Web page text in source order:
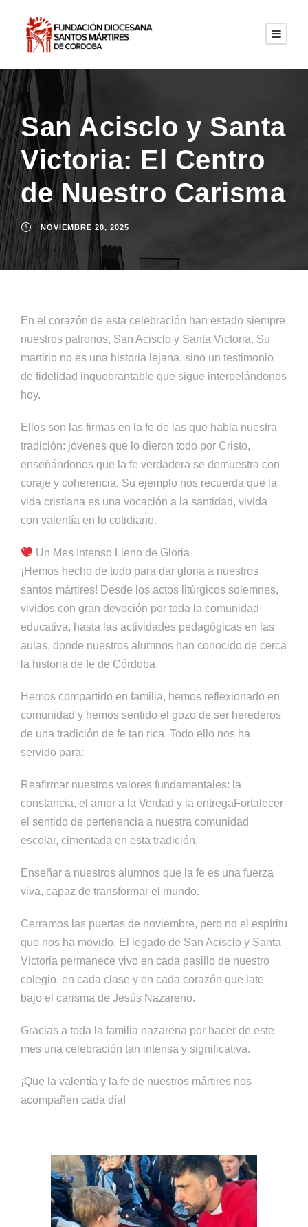
San Acisclo y Santa
Victoria: El Centro
de Nuestro Carisma
NOVIEMBRE 20, 2025
En el corazón de esta celebración han estado siempre
nuestros patronos, San Acisclo y Santa Victoria. Su
martirio no es una historia lejana, sino un testimonio
de fidelidad inquebrantable que sigue interpelándonos
hoy.
Ellos son las firmas en la fe de las que habla nuestra
tradición: jóvenes que lo dieron todo por Cristo,
enseñándonos que la fe verdadera se demuestra con
coraje y coherencia. Su ejemplo nos recuerda que la
vida cristiana es una vocación a la santidad, vivida
con valentía en lo cotidiano.
Un Mes Intenso Lleno de Gloria
¡Hemos hecho de todo para dar gloria a nuestros
santos mártires! Desde los actos litúrgicos solemnes,
vividos con gran devoción por toda la comunidad
educativa, hasta las actividades pedagógicas en las
aulas, donde nuestros alumnos han conocido de cerca
la historia de fe de Córdoba.
Hemos compartido en familia, hemos reflexionado en
comunidad y hemos sentido el gozo de ser herederos
de una tradición de fe tan rica. Todo ello nos ha
servido para:
Reafirmar nuestros valores fundamentales: la
constancia, el amor a la Verdad y la entregaFortalecer
el sentido de pertenencia a nuestra comunidad
escolar, cimentada en esta tradición.
Enseñar a nuestros alumnos que la fe es una fuerza
viva, capaz de transformar el mundo.
Cerramos las puertas de noviembre, pero no el espíritu
que nos ha movido. El legado de San Acisclo y Santa
Victoria permanece vivo en cada pasillo de nuestro
colegio, en cada clase y en cada corazón que late
bajo el carisma de Jesús Nazareno.
Gracias a toda la familia nazarena por hacer de este
mes una celebración tan intensa y significativa.
¡Que la valentía y la fe de nuestros mártires nos
acompañen cada día!